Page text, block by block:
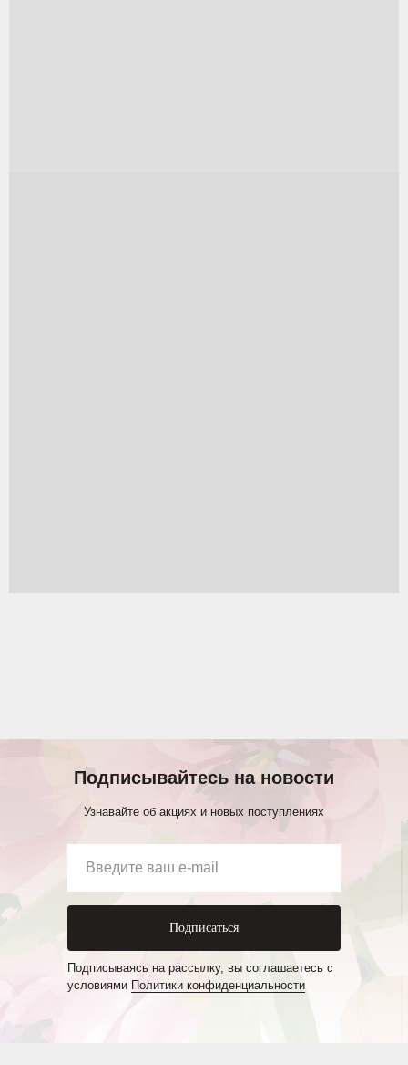
Подписывайтесь на новости
Узнавайте об акциях и новых поступлениях
Подписаться
Подписываясь на рассылку, вы соглашаетесь с
условиями Политики конфиденциальности